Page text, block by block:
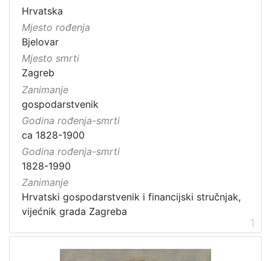
Hrvatska
Mjesto rođenja
Bjelovar
Mjesto smrti
Zagreb
Zanimanje
gospodarstvenik
Godina rođenja-smrti
ca 1828-1900
Godina rođenja-smrti
1828-1990
Zanimanje
Hrvatski gospodarstvenik i financijski stručnjak,
vijećnik grada Zagreba
1